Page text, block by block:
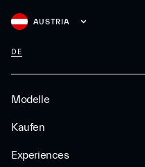
Modelle
Kaufen
Experiences
AUSTRIA
DE